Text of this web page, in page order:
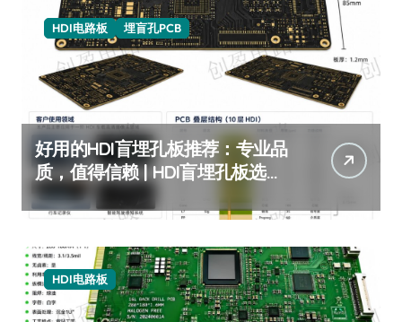
HDI电路板 埋盲孔PCB
好用的HDI盲埋孔板推荐：专业品
质，值得信赖 | HDI盲埋孔板选购
指南
HDI电路板